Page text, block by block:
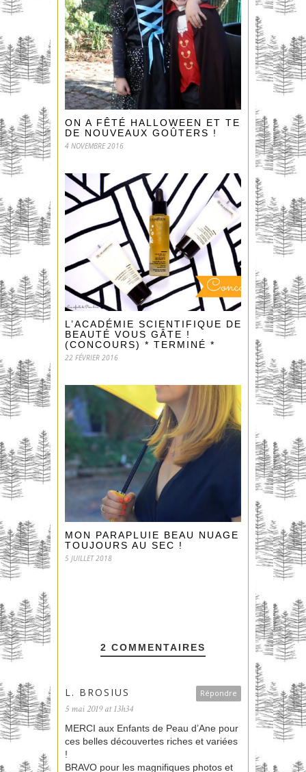
ON A FÊTÉ HALLOWEEN ET TESTÉ
DE NOUVEAUX GOÛTERS !
4 NOVEMBRE 2016
L’ACADÉMIE SCIENTIFIQUE DE
BEAUTÉ VOUS GÂTE !
(CONCOURS) * TERMINÉ *
22 FÉVRIER 2016
MON PARAPLUIE BEAU NUAGE
TOUJOURS AU SEC !
5 JUILLET 2018
2 COMMENTAIRES
Répondre
L. BROSIUS
5 mai 2019 at 13h34
MERCI aux Enfants de Peau d’Ane pour
ces belles découvertes riches et variées
!
BRAVO pour les magnifiques photos et